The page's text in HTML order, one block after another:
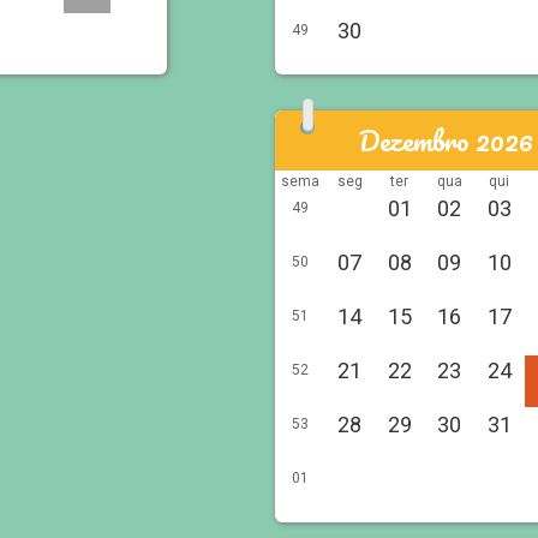
49 30
Dezembro 2026
sema seg ter qua qui
49
01 02 03
50 07 08 09 10
51 14 15 16 17
52 21 22 23 24
53 28 29 30 31
01